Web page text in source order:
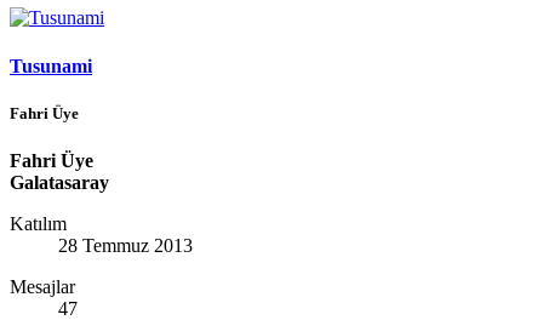
Tusunami
Fahri Üye
Fahri Üye
Galatasaray
Katılım
28 Temmuz 2013
Mesajlar
47